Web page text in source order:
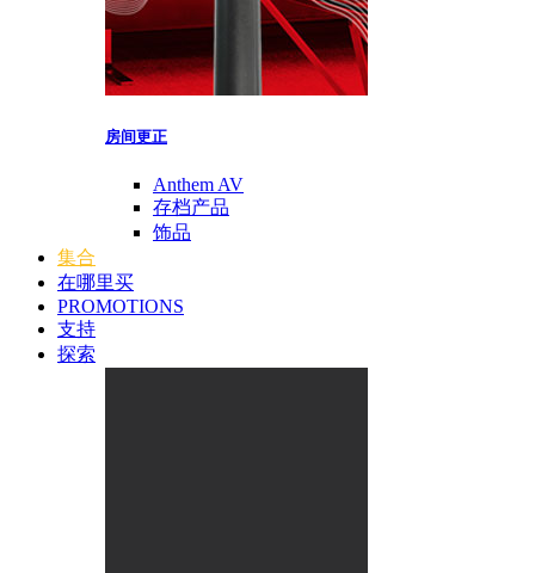
房间更正
Anthem AV
存档产品
饰品
集合
在哪里买
PROMOTIONS
支持
探索